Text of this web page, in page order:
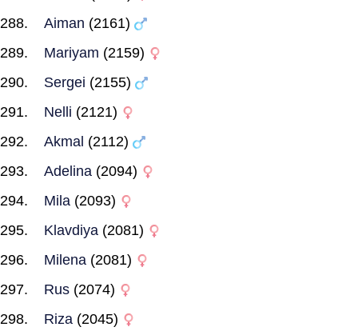
Aiman (2161)
Mariyam (2159)
Sergei (2155)
Nelli (2121)
Akmal (2112)
Adelina (2094)
Mila (2093)
Klavdiya (2081)
Milena (2081)
Rus (2074)
Riza (2045)